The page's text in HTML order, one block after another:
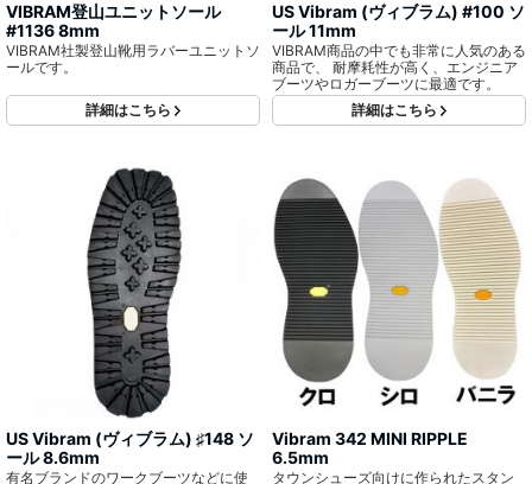
VIBRAM登山ユニットソール
#1136 8mm
VIBRAM社製登山靴用ラバーユニットソ
ールです。
詳細はこちら
US Vibram (ヴィブラム) #100 ソ
ール 11mm
VIBRAM商品の中でも非常に人気のある
商品で、 耐摩耗性が高く、エンジニア
ブーツやロガーブーツに最適です。
詳細はこちら
US Vibram (ヴィブラム) ♯148 ソ
ール 8.6mm
有名ブランドのワークブーツなどに使
Vibram 342 MINI RIPPLE
6.5mm
タウンシューズ向けに作られたスタン